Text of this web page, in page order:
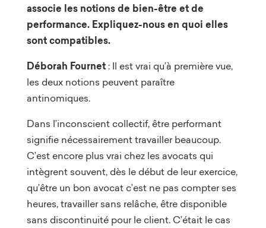
associe les notions de bien-être et de
performance. Expliquez-nous en quoi elles
sont compatibles.
Déborah Fournet: Il est vrai qu’à première vue,
les deux notions peuvent paraître
antinomiques.
Dans l’inconscient collectif, être performant
signifie nécessairement travailler beaucoup.
C’est encore plus vrai chez les avocats qui
intègrent souvent, dès le début de leur exercice,
qu’être un bon avocat c’est ne pas compter ses
heures, travailler sans relâche, être disponible
sans discontinuité pour le client. C’était le cas